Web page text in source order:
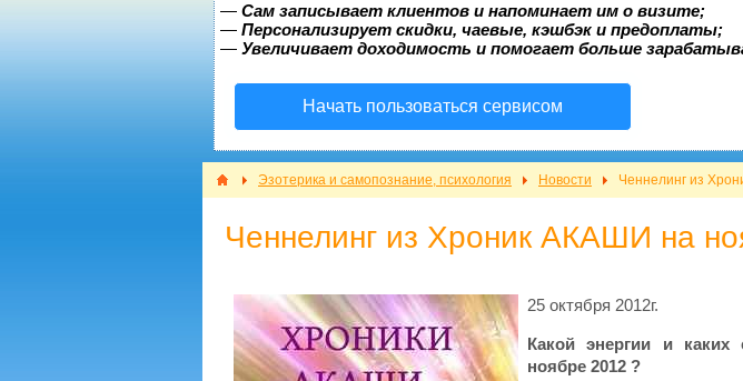
— Сам записывает клиентов и напоминает им о визите;
— Персонализирует скидки, чаевые, кэшбэк и предоплаты;
— Увеличивает доходимость и помогает больше
Начать пользоваться сервисом
Эзотерика и самопознание, психология Новости Ченнелинг из
Ченнелинг из Хроник АКАШИ на
25 октября 2012г.
Какой энергии и
ноябре 2012 ?